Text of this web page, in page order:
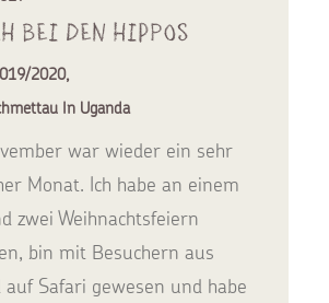
bei den Hippos
2020,
In Uganda
war wieder ein sehr
Monat. Ich habe an einem
zwei Weihnachtsfeiern
bin mit Besuchern aus
auf Safari gewesen und habe